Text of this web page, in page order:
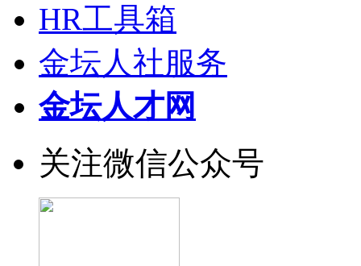
HR工具箱
金坛人社服务
金坛人才网
关注微信公众号